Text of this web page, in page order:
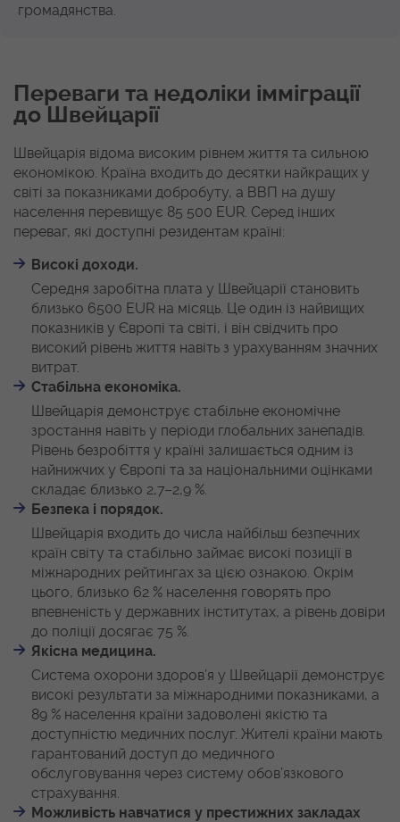
громадянства.
Переваги та недоліки імміграції
до Швейцарії
Швейцарія відома високим рівнем життя та сильною
економікою. Країна входить до десятки найкращих у
світі за показниками добробуту, а ВВП на душу
населення перевищує 85 500 EUR. Серед інших
переваг, які доступні резидентам країні:
Високі доходи.
Середня заробітна плата у Швейцарії становить
близько 6500 EUR на місяць. Це один із найвищих
показників у Європі та світі, і він свідчить про
високий рівень життя навіть з урахуванням значних
витрат.
Стабільна економіка.
Швейцарія демонструє стабільне економічне
зростання навіть у періоди глобальних занепадів.
Рівень безробіття у країні залишається одним із
найнижчих у Європі та за національними оцінками
складає близько 2,7–2,9 %.
Безпека і порядок.
Швейцарія входить до числа найбільш безпечних
країн світу та стабільно займає високі позиції в
міжнародних рейтингах за цією ознакою. Окрім
цього, близько 62 % населення говорять про
впевненість у державних інститутах, а рівень довіри
до поліції досягає 75 %.
Якісна медицина.
Система охорони здоров’я у Швейцарії демонструє
високі результати за міжнародними показниками, а
89 % населення країни задоволені якістю та
доступністю медичних послуг. Жителі країни мають
гарантований доступ до медичного
обслуговування через систему обов’язкового
страхування.
Можливість навчатися у престижних закладах